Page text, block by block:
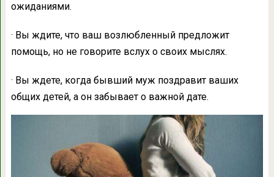
ожиданиями.
· Вы ждите, что ваш возлюбленный предложит
помощь, но не говорите вслух о своих мыслях.
· Вы ждете, когда бывший муж поздравит ваших
общих детей, а он забывает о важной дате.